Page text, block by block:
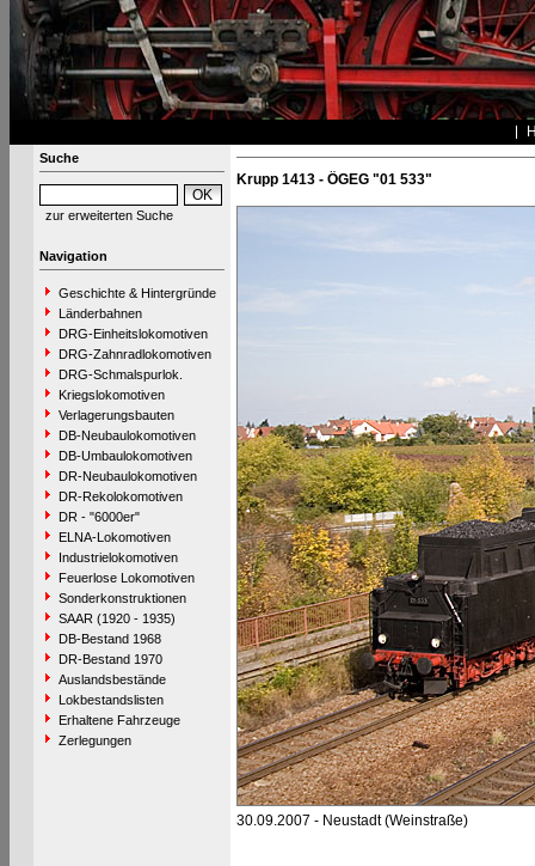
Suche
zur erweiterten Suche
Navigation
Geschichte & Hintergründe
Länderbahnen
DRG-Einheitslokomotiven
DRG-Zahnradlokomotiven
DRG-Schmalspurlok.
Kriegslokomotiven
Verlagerungsbauten
DB-Neubaulokomotiven
DB-Umbaulokomotiven
DR-Neubaulokomotiven
DR-Rekolokomotiven
DR - "6000er"
ELNA-Lokomotiven
Industrielokomotiven
Feuerlose Lokomotiven
Sonderkonstruktionen
SAAR (1920 - 1935)
DB-Bestand 1968
DR-Bestand 1970
Auslandsbestände
Lokbestandslisten
Erhaltene Fahrzeuge
Zerlegungen
Krupp 1413 - ÖGEG "01 533"
30.09.2007 - Neustadt (Weinstraße)